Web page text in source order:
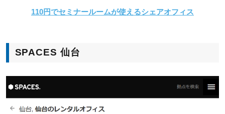
110円でセミナールームが使えるシェアオフィス
SPACES 仙台